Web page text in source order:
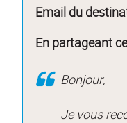
Email du
En partageant
Bonjour,
Je vous